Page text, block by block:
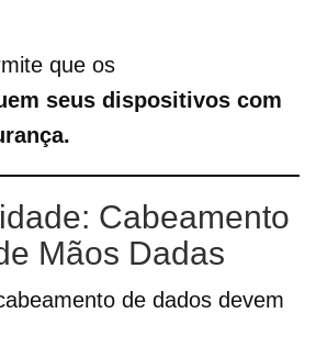
que os
seus dispositivos com
Cabeamento
Mãos Dadas
de dados devem